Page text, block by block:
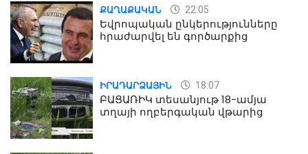
ՔԱՂԱՔԱԿԱՆ 22:05
Եվրոպական ընկերությունները
հրաժարվել են գործարքից
ԻՐԱԴԱՐՁԱՅԻՆ 18:07
ԲԱՑԱՌԻԿ տեսանյութ 18-ամյա
տղայի ողբերգական վթարից